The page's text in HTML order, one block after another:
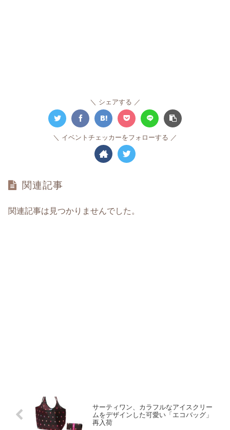
シェアする
イベントチェッカーをフォローする
関連記事
関連記事は見つかりませんでした。
サーティワン、カラフルなアイスクリー
ムをデザインした可愛い「エコバッグ」
再入荷